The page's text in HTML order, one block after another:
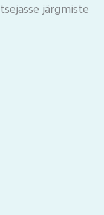
järgmiste